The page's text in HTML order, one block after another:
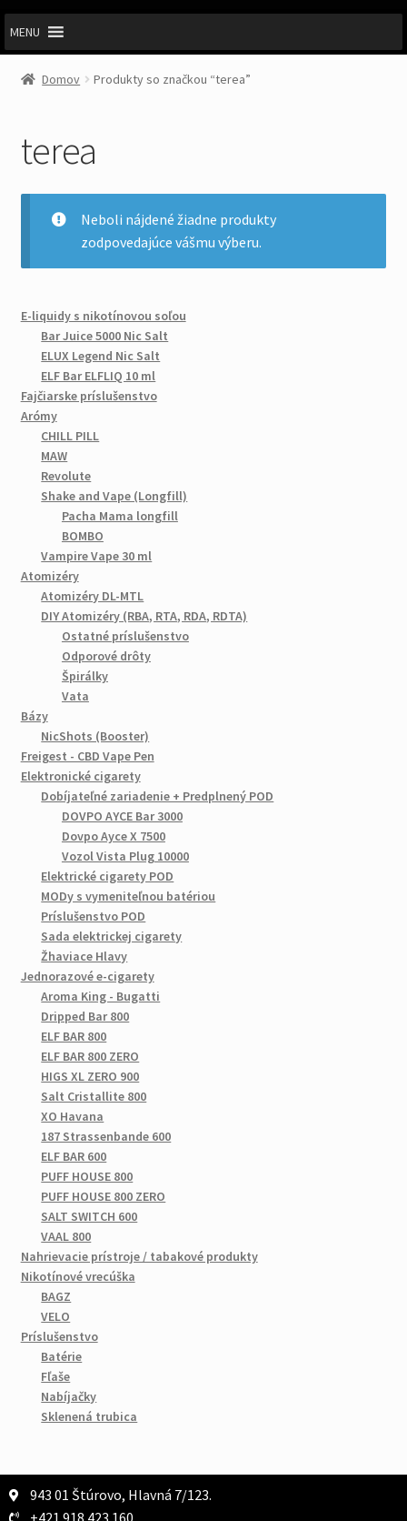
MENU
Domov Produkty so značkou “terea”
terea
Neboli nájdené žiadne produkty
zodpovedajúce vášmu výberu.
E-liquidy s nikotínovou soľou
Bar Juice 5000 Nic Salt
ELUX Legend Nic Salt
ELF Bar ELFLIQ 10 ml
Fajčiarske príslušenstvo
Arómy
CHILL PILL
MAW
Revolute
Shake and Vape (Longfill)
Pacha Mama longfill
BOMBO
Vampire Vape 30 ml
Atomizéry
Atomizéry DL-MTL
DIY Atomizéry (RBA, RTA, RDA, RDTA)
Ostatné príslušenstvo
Odporové drôty
Špirálky
Vata
Bázy
NicShots (Booster)
Freigest - CBD Vape Pen
Elektronické cigarety
Dobíjateľné zariadenie + Predplnený POD
DOVPO AYCE Bar 3000
Dovpo Ayce X 7500
Vozol Vista Plug 10000
Elektrické cigarety POD
MODy s vymeniteľnou batériou
Príslušenstvo POD
Sada elektrickej cigarety
Žhaviace Hlavy
Jednorazové e-cigarety
Aroma King - Bugatti
Dripped Bar 800
ELF BAR 800
ELF BAR 800 ZERO
HIGS XL ZERO 900
Salt Cristallite 800
XO Havana
187 Strassenbande 600
ELF BAR 600
PUFF HOUSE 800
PUFF HOUSE 800 ZERO
SALT SWITCH 600
VAAL 800
Nahrievacie prístroje / tabakové produkty
Nikotínové vrecúška
BAGZ
VELO
Príslušenstvo
Batérie
Fľaše
Nabíjačky
Sklenená trubica
943 01 Štúrovo, Hlavná 7/123.